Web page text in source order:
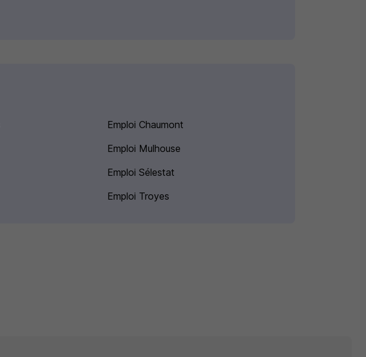
Emploi Chaumont
Emploi Mulhouse
Emploi Sélestat
Emploi Troyes